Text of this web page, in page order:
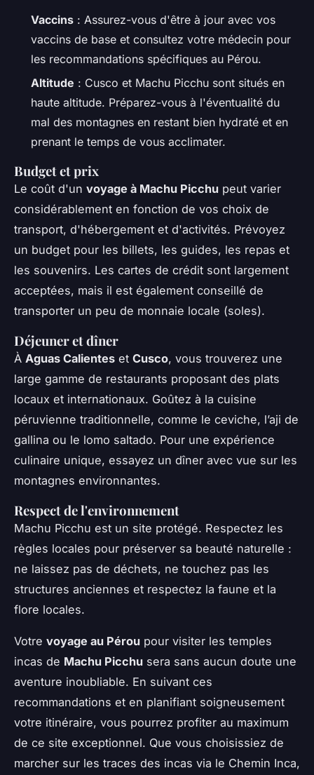
Vaccins : Assurez-vous d'être à jour avec vos
vaccins de base et consultez votre médecin pour
les recommandations spécifiques au Pérou.
Altitude : Cusco et Machu Picchu sont situés en
haute altitude. Préparez-vous à l'éventualité du
mal des montagnes en restant bien hydraté et en
prenant le temps de vous acclimater.
Budget et prix
Le coût d'un voyage à Machu Picchu peut varier
considérablement en fonction de vos choix de
transport, d'hébergement et d'activités. Prévoyez
un budget pour les billets, les guides, les repas et
les souvenirs. Les cartes de crédit sont largement
acceptées, mais il est également conseillé de
transporter un peu de monnaie locale (soles).
Déjeuner et dîner
À Aguas Calientes et Cusco, vous trouverez une
large gamme de restaurants proposant des plats
locaux et internationaux. Goûtez à la cuisine
péruvienne traditionnelle, comme le ceviche, l’aji de
gallina ou le lomo saltado. Pour une expérience
culinaire unique, essayez un dîner avec vue sur les
montagnes environnantes.
Respect de l'environnement
Machu Picchu est un site protégé. Respectez les
règles locales pour préserver sa beauté naturelle :
ne laissez pas de déchets, ne touchez pas les
structures anciennes et respectez la faune et la
flore locales.
Votre voyage au Pérou pour visiter les temples
incas de Machu Picchu sera sans aucun doute une
aventure inoubliable. En suivant ces
recommandations et en planifiant soigneusement
votre itinéraire, vous pourrez profiter au maximum
de ce site exceptionnel. Que vous choisissiez de
marcher sur les traces des incas via le Chemin Inca,